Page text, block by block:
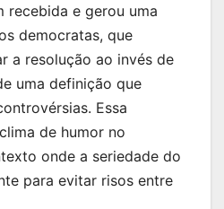
recebida e gerou uma
democratas, que
a resolução ao invés de
uma definição que
Essa
de humor no
onde a seriedade do
para evitar risos entre